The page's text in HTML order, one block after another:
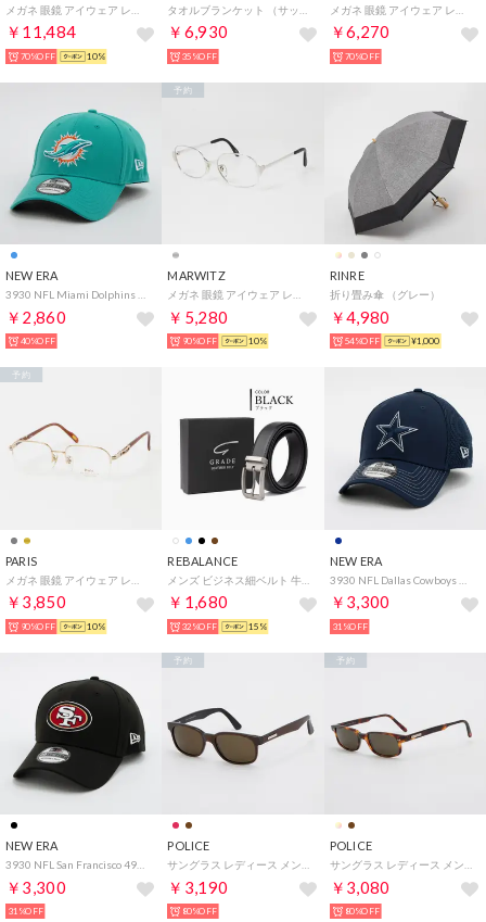
￥11,484
70%OFF 10%
￥6,930
35%OFF
￥6,270
70%OFF
NEW ERA
￥2,860
40%OFF
MARWITZ
￥5,280
予約
90%OFF 10%
RINRE
折り畳み傘 （グレー）
￥4,980
54%OFF ¥1,000
PARIS
￥3,850
予約
90%OFF 10%
REBALANCE
￥1,680
32%OFF 15%
NEW ERA
￥3,300
31%OFF
NEW ERA
￥3,300
31%OFF
POLICE
￥3,190
予約
80%OFF
POLICE
￥3,080
予約
80%OFF